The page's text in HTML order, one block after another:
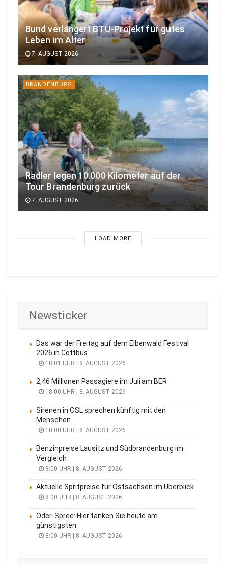
Bund verlängert BTU-Projekt für gutes
Leben im Alter
7. AUGUST 2026
BRANDENBURG
Radler legen 10.000 Kilometer auf der
Tour Brandenburg zurück
7. AUGUST 2026
LOAD MORE
Newsticker
Das war der Freitag auf dem Elbenwald Festival
2026 in Cottbus
18:01 UHR | 8. AUGUST 2026
2,46 Millionen Passagiere im Juli am BER
18:00 UHR | 8. AUGUST 2026
Sirenen in OSL sprechen künftig mit den
Menschen
10:00 UHR | 8. AUGUST 2026
Benzinpreise Lausitz und Südbrandenburg im
Vergleich
8:00 UHR | 8. AUGUST 2026
Aktuelle Spritpreise für Ostsachsen im Überblick
8:00 UHR | 8. AUGUST 2026
Oder-Spree: Hier tanken Sie heute am
günstigsten
8:00 UHR | 8. AUGUST 2026